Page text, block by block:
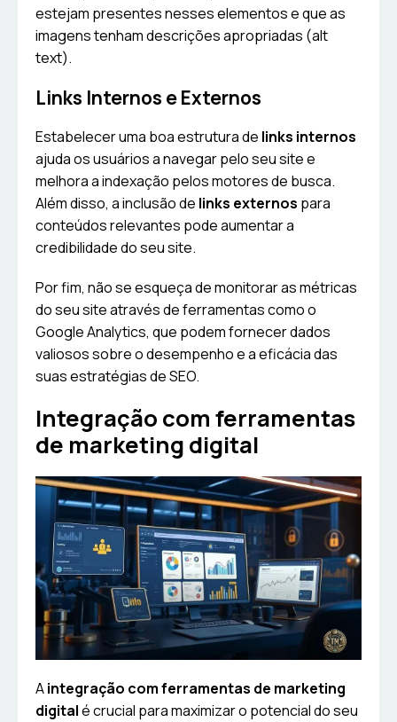
estejam presentes nesses elementos e que as
imagens tenham descrições apropriadas (alt
text).
Links Internos e Externos
Estabelecer uma boa estrutura de links internos
ajuda os usuários a navegar pelo seu site e
melhora a indexação pelos motores de busca.
Além disso, a inclusão de links externos para
conteúdos relevantes pode aumentar a
credibilidade do seu site.
Por fim, não se esqueça de monitorar as métricas
do seu site através de ferramentas como o
Google Analytics, que podem fornecer dados
valiosos sobre o desempenho e a eficácia das
suas estratégias de SEO.
Integração com ferramentas
de marketing digital
Aintegração com ferramentas de marketing
digitalé crucial para maximizar o potencial do seu